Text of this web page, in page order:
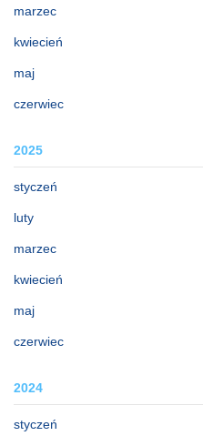
marzec
kwiecień
maj
czerwiec
2025
styczeń
luty
marzec
kwiecień
maj
czerwiec
2024
styczeń